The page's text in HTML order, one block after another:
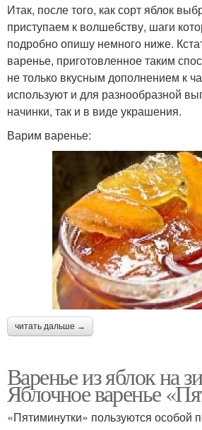
Итак, после того, как сорт яблок
приступаем к волшебству, шаги
подробно опишу немного ниже.
варенье, приготовленное таким
не только вкусным дополнением к
используют и для разнообразной
начинки, так и в виде украшения.
Варим варенье:
читать дальше →
Варенье из яблок на
Яблочное варенье
«Пятиминутки» пользуются особой